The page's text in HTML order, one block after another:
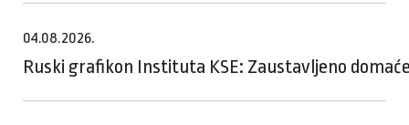
04.08.2026.
Ruski grafikon Instituta KSE: Zaustavljeno